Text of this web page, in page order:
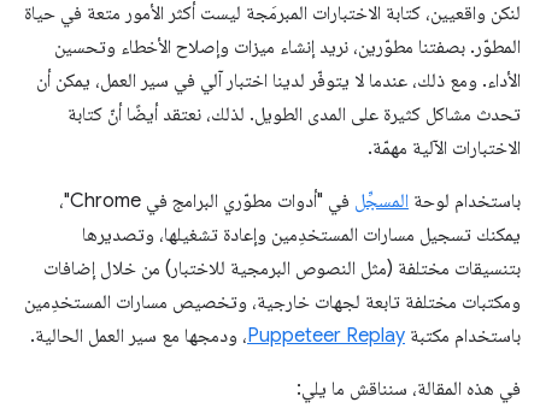
لنكن واقعيين، كتابة الاختبارات المبرمَجة ليست أكثر الأمور متعة في حياة
المطوّر. بصفتنا مطوّرين، نريد إنشاء ميزات وإصلاح الأخطاء وتحسين
الأداء. ومع ذلك، عندما لا يتوفّر لدينا اختبار آلي في سير العمل، يمكن أن
تحدث مشاكل كثيرة على المدى الطويل. لذلك، نعتقد أيضًا أنّ كتابة
الاختبارات الآلية مهمّة.
باستخدام لوحة المسجِّل
في "أدوات مطوّري البرامج في Chrome"،
يمكنك تسجيل مسارات المستخدِمين وإعادة تشغيلها، وتصديرها
بتنسيقات مختلفة (مثل النصوص البرمجية للاختبار) من خلال إضافات
ومكتبات مختلفة تابعة لجهات خارجية، وتخصيص مسارات المستخدِمين
باستخدام مكتبة Puppeteer Replay، ودمجها مع سير العمل الحالية.
في هذه المقالة، سنناقش ما يلي: